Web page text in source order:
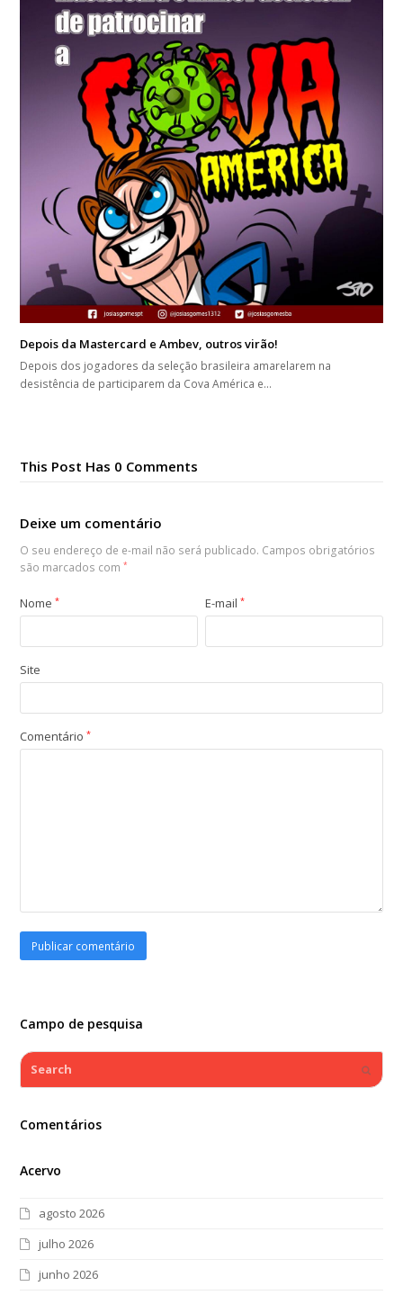
Depois da Mastercard e Ambev, outros virão!
Depois dos jogadores da seleção brasileira amarelarem na
desistência de participarem da Cova América e…
This Post Has 0 Comments
Deixe um comentário
O seu endereço de e-mail não será publicado. Campos obrigatórios
são marcados com*
Nome* E-mail*
Site
Comentário*
Campo de pesquisa
Search
Comentários
Acervo
agosto 2026
julho 2026
junho 2026